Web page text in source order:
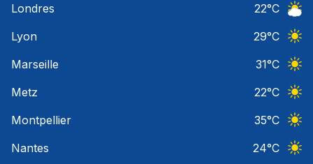
Londres
22°C
Lyon
29°C
Marseille
31°C
Metz
22°C
Montpellier
35°C
Nantes
24°C